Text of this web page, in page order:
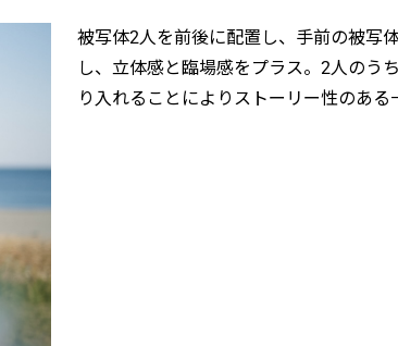
被写体2人を前後に配置し、手前の被写
し、立体感と臨場感をプラス。2人のう
り入れることによりストーリー性のある